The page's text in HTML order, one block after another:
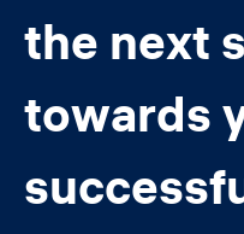
the next
towards